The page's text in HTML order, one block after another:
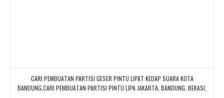
CARI PEMBUATAN PARTISI GESER PINTU LIPAT KEDAP SUARA KOTA
BANDUNG,CARI PEMBUATAN PARTISI PINTU LIPA JAKARTA, BANDUNG, BEKASI,